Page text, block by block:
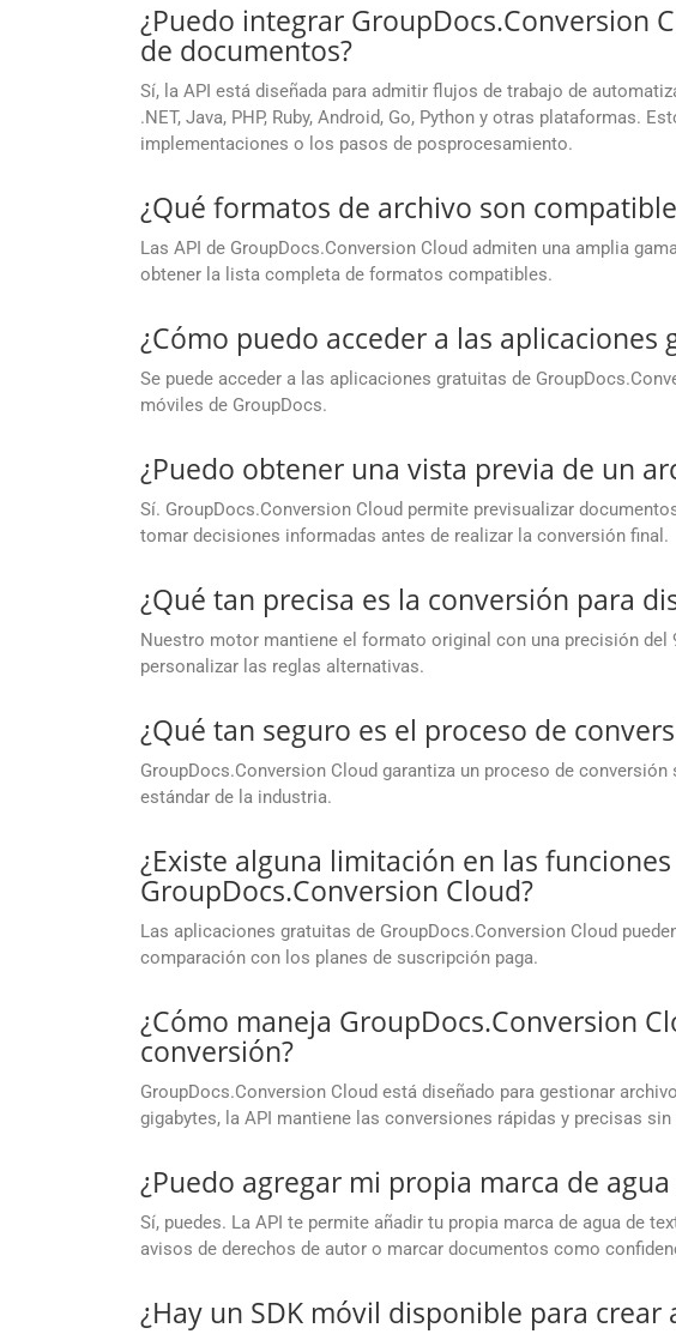
¿Puedo integrar GroupDocs.Conversion
de documentos?
Sí, la API está diseñada para admitir flujos de trabajo de
.NET, Java, PHP, Ruby, Android, Go, Python y otras plataformas.
implementaciones o los pasos de posprocesamiento.
¿Qué formatos de archivo son
Las API de GroupDocs.Conversion Cloud admiten una amplia
obtener la lista completa de formatos compatibles.
¿Cómo puedo acceder a las
Se puede acceder a las aplicaciones gratuitas de
móviles de GroupDocs.
¿Puedo obtener una vista previa de un
Sí. GroupDocs.Conversion Cloud permite previsualizar
tomar decisiones informadas antes de realizar la conversión final.
¿Qué tan precisa es la conversión para
Nuestro motor mantiene el formato original con una precisión del
personalizar las reglas alternativas.
¿Qué tan seguro es el proceso de
GroupDocs.Conversion Cloud garantiza un proceso de
estándar de la industria.
¿Existe alguna limitación en las
GroupDocs.Conversion Cloud?
Las aplicaciones gratuitas de GroupDocs.Conversion Cloud
comparación con los planes de suscripción paga.
¿Cómo maneja GroupDocs.Conversion
conversión?
GroupDocs.Conversion Cloud está diseñado para gestionar
gigabytes, la API mantiene las conversiones rápidas y precisas
¿Puedo agregar mi propia marca de
Sí, puedes. La API te permite añadir tu propia marca de agua de
avisos de derechos de autor o marcar documentos como
¿Hay un SDK móvil disponible para